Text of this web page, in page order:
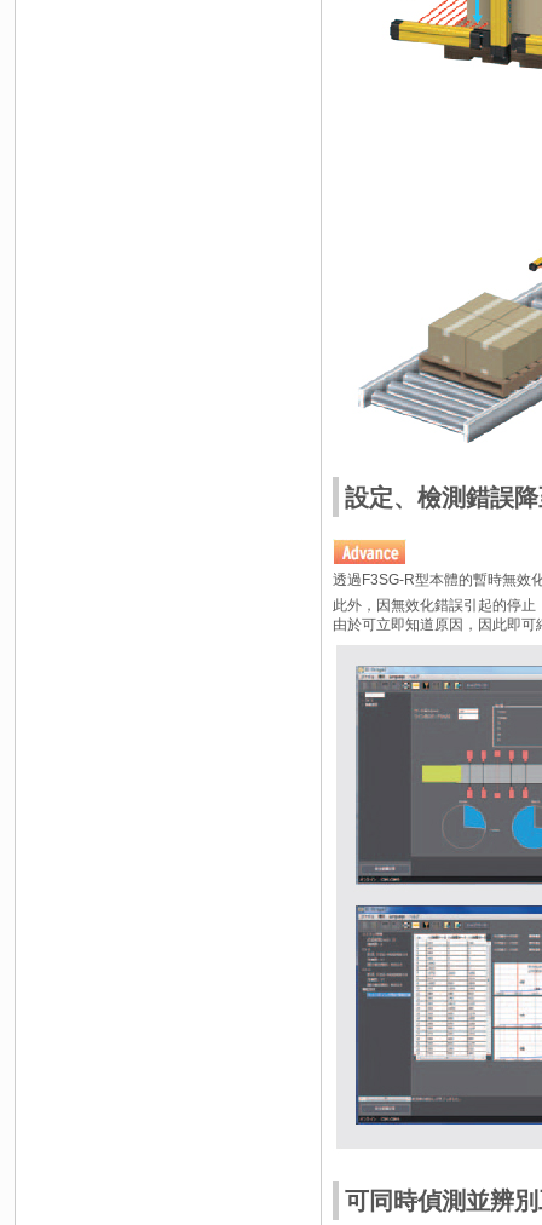
設定、檢測錯誤
透過F3SG-R型本體的暫時無效
此外，因無效化錯誤引起的停
由於可立即知道原因，因此即
可同時偵測並辨